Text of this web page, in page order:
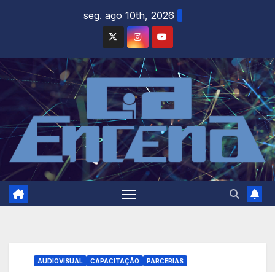
seg. ago 10th, 2026
AUDIOVISUAL CAPACITAÇÃO PARCERIAS